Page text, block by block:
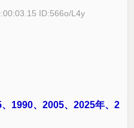
ID:566o/L4y
1990、2005、2025年、2